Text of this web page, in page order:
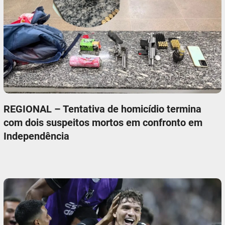
REGIONAL – Tentativa de homicídio termina
com dois suspeitos mortos em confronto em
Independência